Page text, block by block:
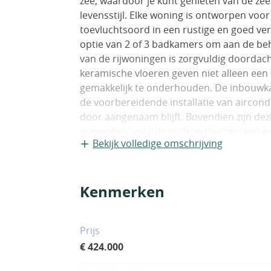
levensstijl. Elke woning is ontworpen
toevluchtsoord in een rustige en goed
optie van 2 of 3 badkamers om aan de
van de rijwoningen is zorgvuldig
keramische vloeren geven niet alleen
gemakkelijk te onderhouden. De
de voorbereidende installatie van
door aangenaam blijft. Bovendien zijn
een privéterras, perfect om te
creëren. De aanwezigheid van een
recreatiemogelijkheden, terwijl ze
elektrische rolluiken die in de
Bekijk volledige omschrijving
Kenmerken
Prijs
€ 424.000